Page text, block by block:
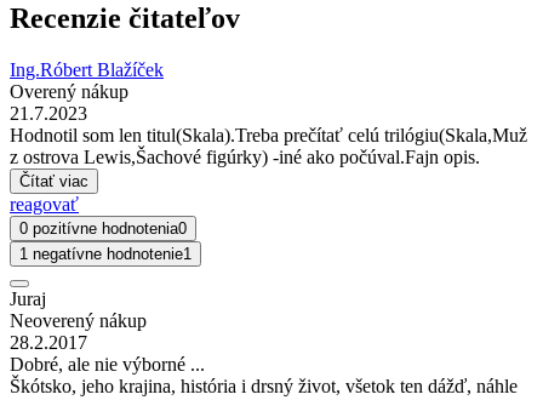
Recenzie čitateľov
Ing.Róbert Blažíček
Overený nákup
21.7.2023
Hodnotil som len titul(Skala).Treba prečítať celú trilógiu(Skala,Muž
z ostrova Lewis,Šachové figúrky) -iné ako počúval.Fajn opis.
Čítať viac
reagovať
0 pozitívne hodnotenia0
1 negatívne hodnotenie1
Juraj
Neoverený nákup
28.2.2017
Dobré, ale nie výborné ...
Škótsko, jeho krajina, história i drsný život, všetok ten dážď, náhle